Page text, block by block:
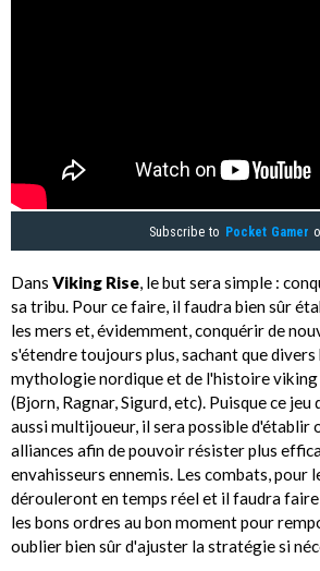
Subscribe to Pocket Gamer
Dans Viking Rise, le but sera simple :
sa tribu. Pour ce faire, il faudra bien sûr
les mers et, évidemment, conquérir de
s'étendre toujours plus, sachant que
mythologie nordique et de l'histoire
(Bjorn, Ragnar, Sigurd, etc). Puisque ce
aussi multijoueur, il sera possible d'établir
alliances afin de pouvoir résister plus
envahisseurs ennemis. Les combats, pour
dérouleront en temps réel et il faudra
les bons ordres au bon moment pour
oublier bien sûr d'ajuster la stratégie si